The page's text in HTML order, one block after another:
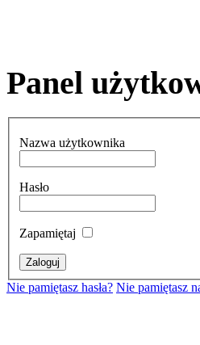
Panel
Nazwa użytkownika
Hasło
Zapamiętaj
Nie pamiętasz hasła? Nie pamiętasz